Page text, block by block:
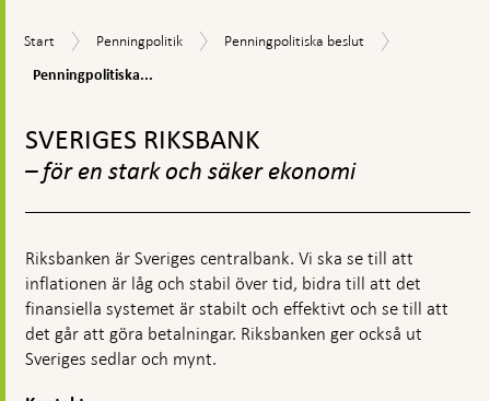
Start
Start Penningpolitik
Penningpolitik
Penningpolitiska
Penningpolitiska beslut
Penningpolitiska...
toppnavigation
SVERIGES RIKSBANK
– för en stark och säker ekonomi
Riksbanken är Sveriges centralbank. Vi ska se till att
inflationen är låg och stabil över tid, bidra till att det
finansiella systemet är stabilt och effektivt och se till att
det går att göra betalningar. Riksbanken ger också ut
Sveriges sedlar och mynt.